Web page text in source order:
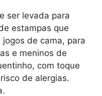
ser levada para
estampas que
de cama, para
e meninos de
com toque
de alergias.